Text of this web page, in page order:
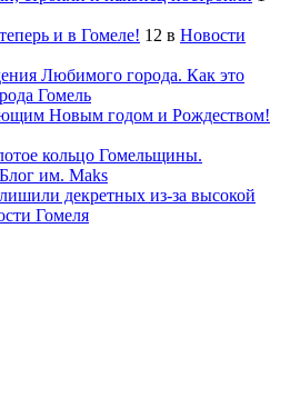
и в Гомеле! 12 в Новости
Любимого города. Как это
Гомель
Новым годом и Рождеством!
кольцо Гомельщины.
Блог им. Maks
декретных из-за высокой
Гомеля